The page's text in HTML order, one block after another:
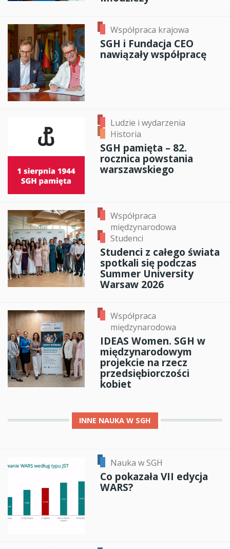
Współpraca krajowa
SGH i Fundacja CEO
nawiązały współpracę
Ludzie i wydarzenia
Historia
SGH pamięta – 82.
rocznica powstania
warszawskiego
Współpraca
międzynarodowa
Studenci
Studenci z całego świata
spotkali się podczas
Summer University
Warsaw 2026
Współpraca
międzynarodowa
IDEAS Women. SGH w
międzynarodowym
projekcie na rzecz
przedsiębiorczości
kobiet
INNE NAUKA W SGH
Nauka w SGH
Co pokazała VII edycja
WARS?